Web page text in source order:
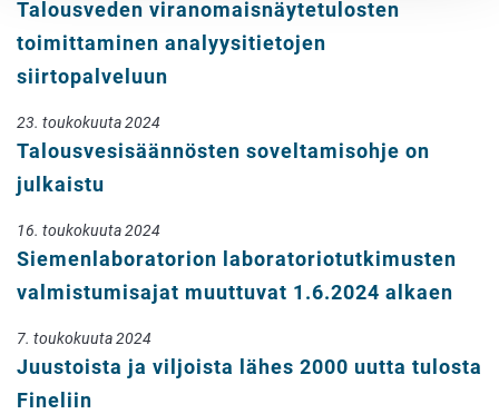
Talousveden viranomaisnäytetulosten
toimittaminen analyysitietojen
siirtopalveluun
23. toukokuuta 2024
Talousvesisäännösten soveltamisohje on
julkaistu
16. toukokuuta 2024
Siemenlaboratorion laboratoriotutkimusten
valmistumisajat muuttuvat 1.6.2024 alkaen
7. toukokuuta 2024
Juustoista ja viljoista lähes 2000 uutta tulosta
Fineliin